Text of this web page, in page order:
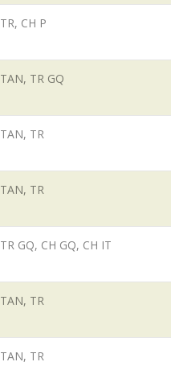
TR, CH P
TAN, TR GQ
TAN, TR
TAN, TR
TR GQ, CH GQ, CH IT
TAN, TR
TAN, TR